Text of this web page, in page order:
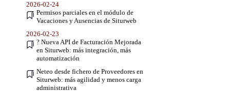
2026-02-24
Permisos parciales en el módulo de
Vacaciones y Ausencias de Siturweb
2026-02-23
? Nueva API de Facturación Mejorada
en Siturweb: más integración, más
automatización
Neteo desde fichero de Proveedores en
Siturweb: más agilidad y menos carga
administrativa